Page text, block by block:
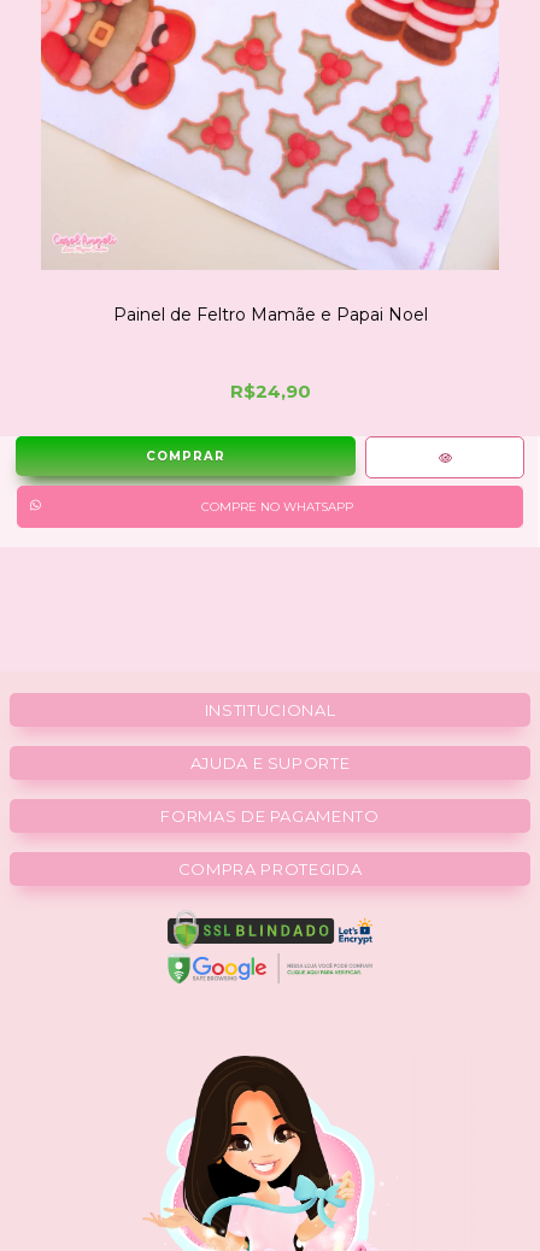
Painel de Feltro Mamãe e Papai Noel
R$24,90
COMPRE NO WHATSAPP
INSTITUCIONAL
AJUDA E SUPORTE
FORMAS DE PAGAMENTO
COMPRA PROTEGIDA